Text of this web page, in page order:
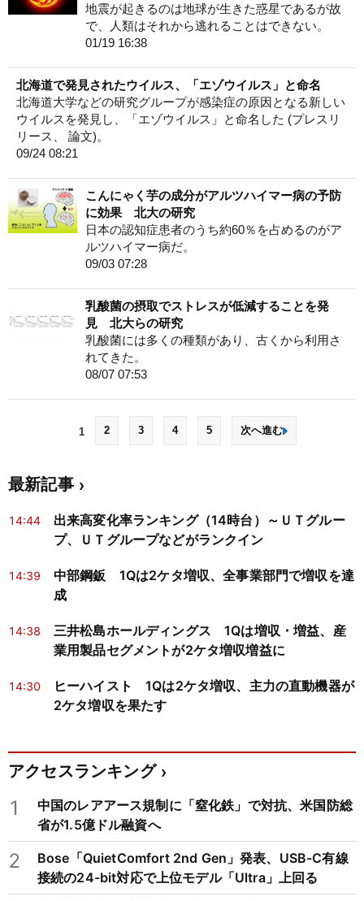
地震が起きるのは地球が生きた惑星であるが故
で、人類はそれから逃れることはできない。
01/19 16:38
北海道で発見されたウイルス、「エゾウイルス」と命名
北海道大学などの研究グループが感染症の原因となる新しい
ウイルスを発見し、「エゾウイルス」と命名した (プレスリ
リース、 論文)。
09/24 08:21
こんにゃく芋の成分がアルツハイマー病の予防
に効果 北大の研究
日本の認知症患者のうち約60％を占めるのがア
ルツハイマー病だ。
09/03 07:28
乳酸菌の摂取でストレスが低減することを発
見 北大らの研究
乳酸菌には多くの種類があり、古くから利用さ
れてきた。
08/07 07:53
1 2 3 4 5 次へ進む
最新記事
14:44
出来高変化率ランキング（14時台）～ＵＴグルー
プ、ＵＴグループなどがランクイン
14:39
中部鋼鈑 1Qは2ケタ増収、全事業部門で増収を達
成
14:38
三井松島ホールディングス 1Qは増収・増益、産
業用製品セグメントが2ケタ増収増益に
14:30
ヒーハイスト 1Qは2ケタ増収、主力の直動機器が
2ケタ増収を果たす
アクセスランキング
1
中国のレアアース規制に「窒化鉄」で対抗、米国防総
省が1.5億ドル融資へ
2
Bose「QuietComfort 2nd Gen」発表、USB-C有線
接続の24-bit対応で上位モデル「Ultra」上回る